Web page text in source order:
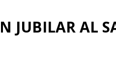
JUBILAR AL